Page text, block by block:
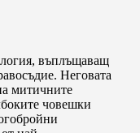
въплъщаващ
Неговата
митичните
човешки